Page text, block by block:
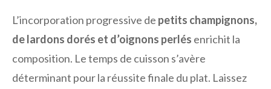
L’incorporation progressive de petits champignons,
de lardons dorés et d’oignons perlés enrichit la
composition. Le temps de cuisson s’avère
déterminant pour la réussite finale du plat. Laissez